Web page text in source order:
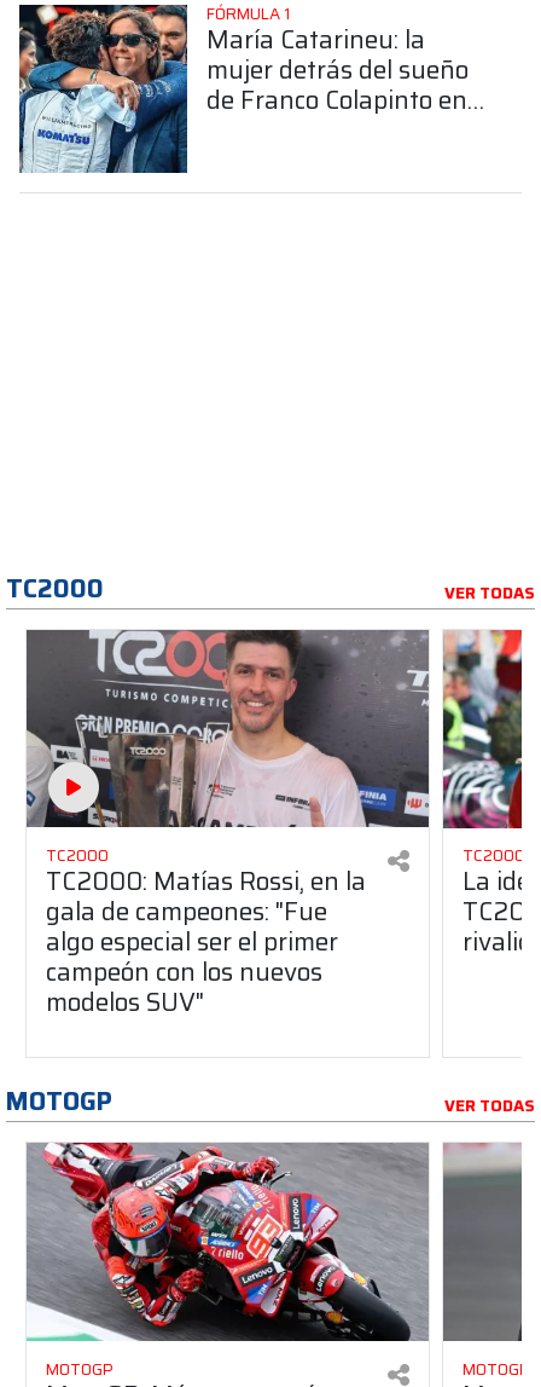
FÓRMULA 1
María Catarineu: la
mujer detrás del sueño
de Franco Colapinto en
TC2000 VER TODAS
TC2000
TC2000: Matías Rossi, en la
gala de campeones: "Fue
algo especial ser el primer
campeón con los nuevos
modelos SUV"
TC2000
La
MOTOGP VER TODAS
MOTOGP MOTOGP